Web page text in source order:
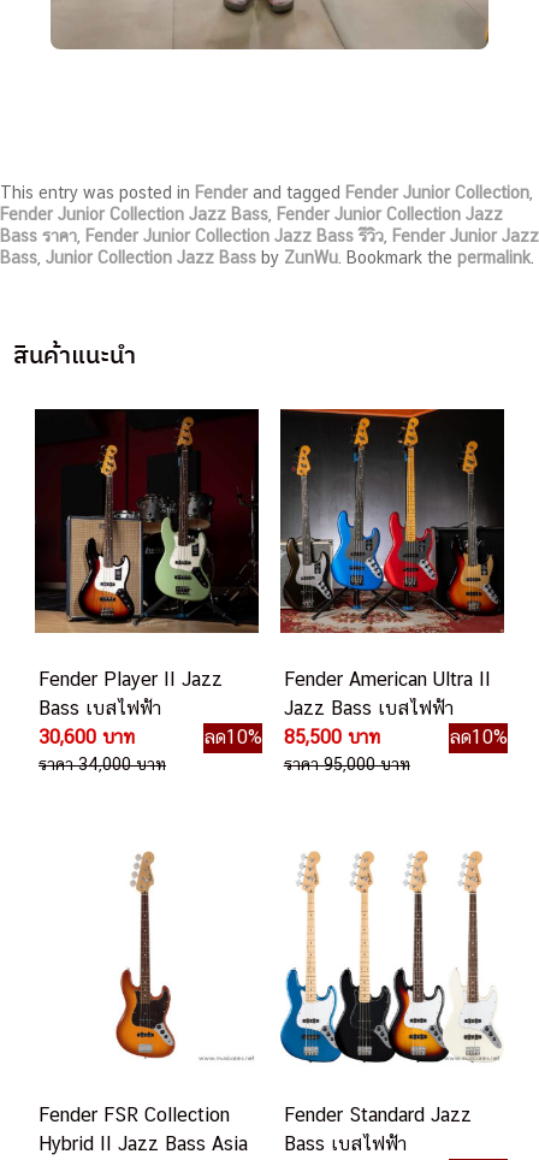
This entry was posted in Fender and tagged Fender Junior Collection
Fender Junior Collection Jazz Bass Fender Junior Collection Jazz
Bass ราคา Fender Junior Collection Jazz Bass รีวิว Fender Junior Jazz
Bass Junior Collection Jazz Bass by ZunWu . Bookmark the permalink
สินค้าแนะนำ
Fender Player II Jazz
Bass เบสไฟฟ้า
30,600 บาท
ลด10%
ราคา 34,000 บาท
Fender American Ultra II
Jazz Bass เบสไฟฟ้า
85,500 บาท
ลด10%
ราคา 95,000 บาท
Fender FSR Collection
Hybrid II Jazz Bass Asia
Fender Standard Jazz
Bass เบสไฟฟ้า